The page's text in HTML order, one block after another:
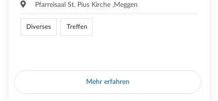
Pfarreisaal St. Pius Kirche ,Meggen
Diverses Treffen
Mehr erfahren